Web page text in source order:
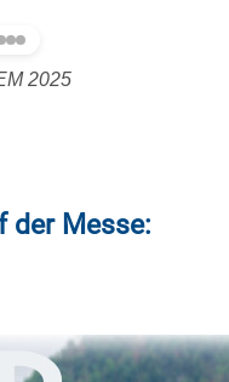
2025
der Messe: